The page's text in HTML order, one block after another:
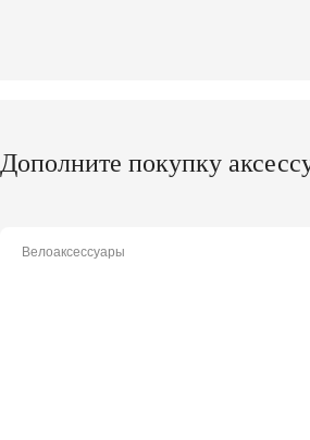
Дополните покупку
Велоаксессуары